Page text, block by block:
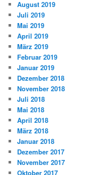
August 2019
Juli 2019
Mai 2019
April 2019
März 2019
Februar 2019
Januar 2019
Dezember 2018
November 2018
Juli 2018
Mai 2018
April 2018
März 2018
Januar 2018
Dezember 2017
November 2017
Oktober 2017